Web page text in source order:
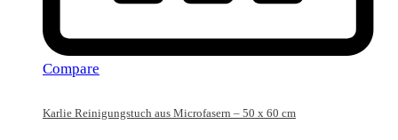
Compare
Karlie Reinigungstuch aus Microfasern – 50 x 60 cm